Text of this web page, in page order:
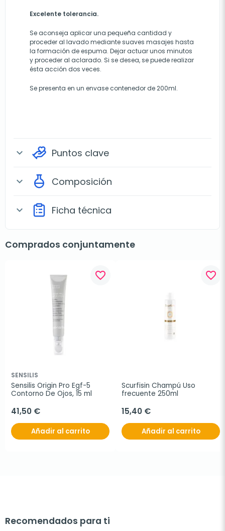
Excelente tolerancia.
Se aconseja aplicar una pequeña cantidad y
proceder al lavado mediante suaves masajes hasta
la formación de espuma. Dejar actuar unos minutos
y proceder al aclarado. Si se desea, se puede realizar
ésta acción dos veces.
Se presenta en un envase contenedor de 200ml.
expand_more Puntos clave
expand_more Composición
expand_more Ficha técnica
Comprados conjuntamente
favorite_border
SENSILIS
Sensilis Origin Pro Egf-5
Contorno De Ojos, 15 ml
41,50 €
Añadir al carrito
favorite_border
Scurfisin Champú Uso
frecuente 250ml
15,40 €
Añadir al carrito
Recomendados para ti